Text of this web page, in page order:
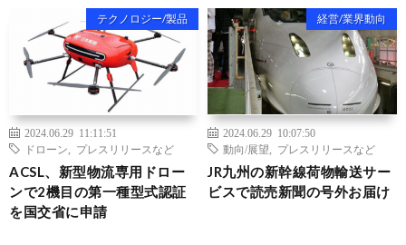
テクノロジー/製品
2024.06.29 11:11:51
ドローン
プレスリリースなど
ACSL、新型物流専用ドロー
ンで2機目の第一種型式認証
を国交省に申請
経営/業界動向
2024.06.29 10:07:50
動向/展望
プレスリリースなど
JR九州の新幹線荷物輸送サー
ビスで読売新聞の号外お届け